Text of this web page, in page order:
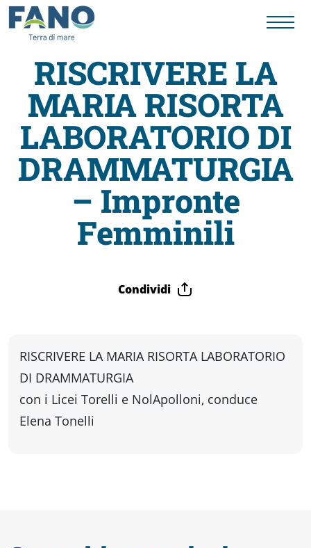
Fano
Visit
Card
Cose
Percorsi
storici
RISCRIVERE LA
MARIA RISORTA
LABORATORIO DI
DRAMMATURGIA
– Impronte
Femminili
Condividi
RISCRIVERE LA MARIA RISORTA LABORATORIO
DI DRAMMATURGIA
con i Licei Torelli e NolApolloni, conduce
Elena Tonelli